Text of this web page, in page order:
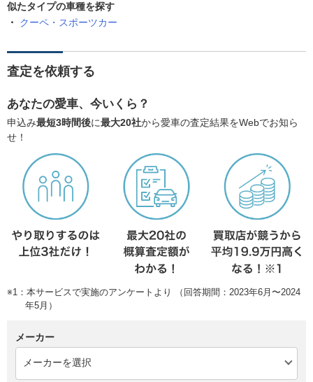
似たタイプの車種を探す
クーペ・スポーツカー
査定を依頼する
あなたの愛車、今いくら？
申込み最短3時間後に最大20社から愛車の査定結果をWebでお知ら
せ！
※1：本サービスで実施のアンケートより （回答期間：2023年6月〜2024
年5月）
メーカー